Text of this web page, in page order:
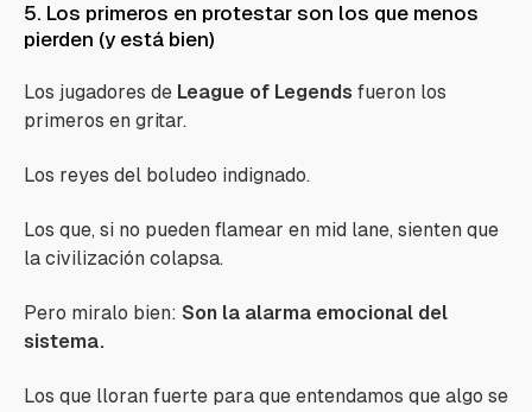
5. Los primeros en protestar son los que menos
pierden (y está bien)
Los jugadores de League of Legends fueron los
primeros en gritar.
Los reyes del boludeo indignado.
Los que, si no pueden flamear en mid lane, sienten que
la civilización colapsa.
Pero miralo bien: Son la alarma emocional del
sistema.
Los que lloran fuerte para que entendamos que algo se